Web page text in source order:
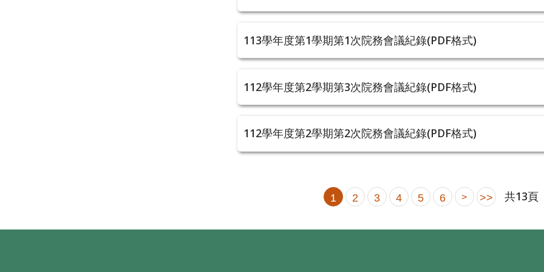
113學年度第1學期第1次院務會議紀錄(PDF格式)
112學年度第2學期第3次院務會議紀錄(PDF格式)
112學年度第2學期第2次院務會議紀錄(PDF格式)
1 2 3 4 5 6 > >> 共13頁